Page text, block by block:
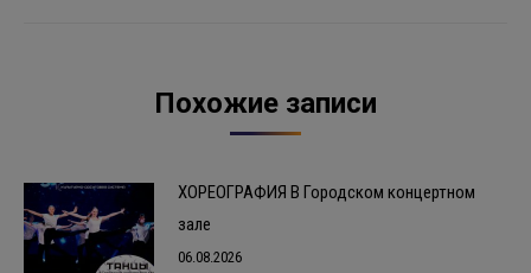
Похожие записи
ХОРЕОГРАФИЯ В Городском концертном
зале
06.08.2026